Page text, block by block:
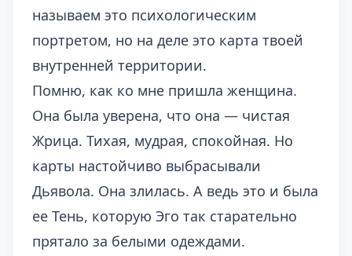
называем это психологическим
портретом, но на деле это карта твоей
внутренней территории.
Помню, как ко мне пришла женщина.
Она была уверена, что она — чистая
Жрица. Тихая, мудрая, спокойная. Но
карты настойчиво выбрасывали
Дьявола. Она злилась. А ведь это и была
ее Тень, которую Эго так старательно
прятало за белыми одеждами.